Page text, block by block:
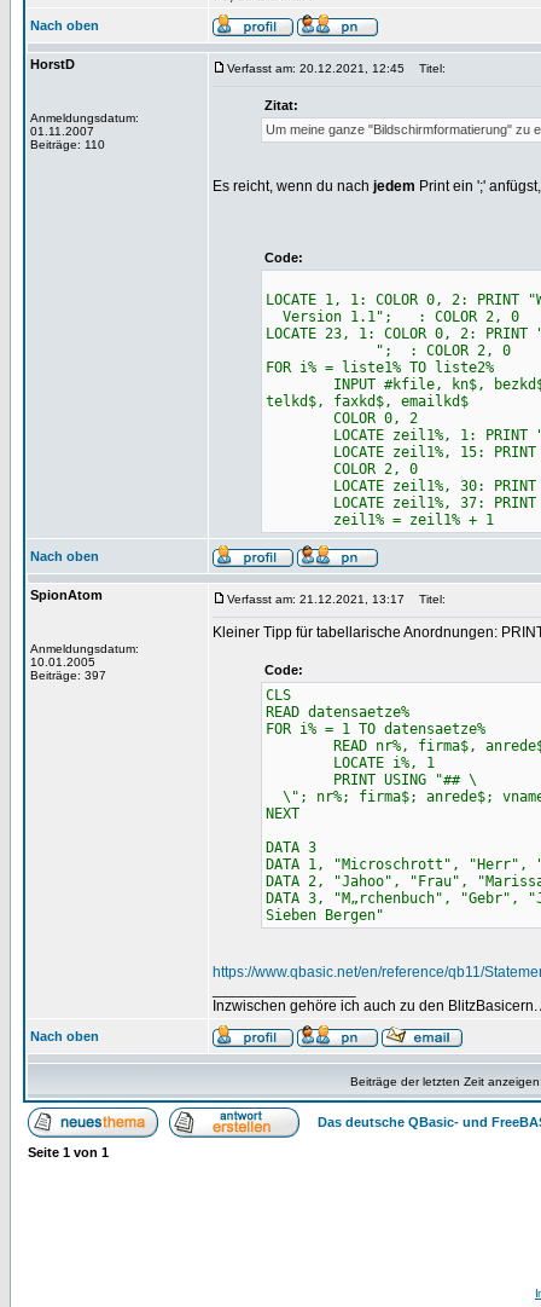
Nach oben
HorstD
Anmeldungsdatum:
01.11.2007
Beiträge: 110
Verfasst am: 20.12.2021, 12:45 Titel:
Zitat:
Um meine ganze "Bildschirmformatierung" zu
Es reicht, wenn du nach jedem Print ein ';'
Code:
LOCATE 1, 1:
Version 1.1"; : COLOR 2, 0
LOCATE
"; : COLOR 2, 0
FOR i% = liste1% TO liste2%
INPUT #kfile, kn$, bezkd$,
telkd$, faxkd$, emailkd$
COLOR 0, 2
LOCATE zeil1%, 1: PRINT
LOCATE zeil1%, 15: PRINT
COLOR 2, 0
LOCATE zeil1%, 30:
LOCATE zeil1%, 37: PRINT
zeil1% = zeil1% + 1
Nach oben
SpionAtom
Anmeldungsdatum:
10.01.2005
Beiträge: 397
Verfasst am: 21.12.2021, 13:17 Titel:
Kleiner Tipp für tabellarische Anordnungen:
Code:
CLS
READ datensaetze%
FOR i% = 1 TO datensaetze%
READ nr%, firma$, anrede$,
LOCATE i%, 1
PRINT
\"; nr%; firma$; anrede$;
NEXT
DATA 3
DATA 1, "Microschrott",
DATA 2, "Jahoo", "Frau",
DATA 3, "M„rchenbuch", "Gebr",
Sieben Bergen"
https://www.qbasic.net/en/reference/qb11/
Inzwischen gehöre ich auch zu den
Nach oben
Beiträge der letzten Zeit
Das deutsche QBasic- und
Seite 1 von 1